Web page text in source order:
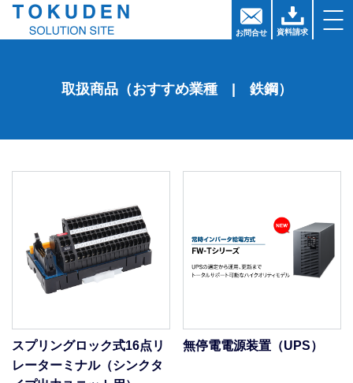
お問合せ 資料請求
取扱商品（おすすめ業種 | 鉄鋼）
スプリングロック式16点リ
レーターミナル（シンクタ
無停電電源装置（UPS）